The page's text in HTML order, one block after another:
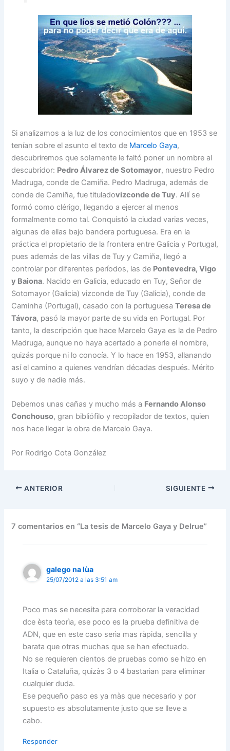
Si analizamos a la luz de los conocimientos que en 1953 se
tenían sobre el asunto el texto de Marcelo Gaya,
descubriremos que solamente le faltó poner un nombre al
descubridor: Pedro Álvarez de Sotomayor, nuestro Pedro
Madruga, conde de Camiña. Pedro Madruga, además de
conde de Camiña, fue tituladovizconde de Tuy. Allí se
formó como clérigo, llegando a ejercer al menos
formalmente como tal. Conquistó la ciudad varias veces,
algunas de ellas bajo bandera portuguesa. Era en la
práctica el propietario de la frontera entre Galicia y Portugal,
pues además de las villas de Tuy y Camiña, llegó a
controlar por diferentes períodos, las de Pontevedra, Vigo
y Baiona. Nacido en Galicia, educado en Tuy, Señor de
Sotomayor (Galicia) vizconde de Tuy (Galicia), conde de
Caminha (Portugal), casado con la portuguesaTeresa de
Távora, pasó la mayor parte de su vida en Portugal. Por
tanto, la descripción que hace Marcelo Gaya es la de Pedro
Madruga, aunque no haya acertado a ponerle el nombre,
quizás porque ni lo conocía. Y lo hace en 1953, allanando
así el camino a quienes vendrían décadas después. Mérito
suyo y de nadie más.
Debemos unas cañas y mucho más a Fernando Alonso
Conchouso, gran bibliófilo y recopilador de textos, quien
nos hace llegar la obra de Marcelo Gaya.
Por Rodrigo Cota González
ANTERIOR SIGUIENTE
7 comentarios en “La tesis de Marcelo Gaya y Delrue”
galego na lùa
25/07/2012 a las 3:51 am
Poco mas se necesita para corroborar la veracidad
dce èsta teorìa, ese poco es la prueba definitiva de
ADN, que en este caso serìa mas ràpida, sencilla y
barata que otras muchas que se han efectuado.
No se requieren cientos de pruebas como se hizo en
Italia o Cataluña, quizàs 3 o 4 bastarìan para eliminar
cualquier duda.
Ese pequeño paso es ya màs que necesario y por
supuesto es absolutamente justo que se lleve a
cabo.
Responder